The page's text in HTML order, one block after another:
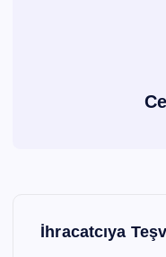
İhracatcıya